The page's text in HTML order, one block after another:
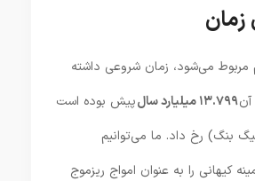
زمان
مربوط می‌شود، زمان شروعی داشته
۱۳.۷۹۹ میلیارد سال
پیش بوده است
بنگ) رخ داد. ما می‌توانیم
کیهانی را به عنوان امواج ریزموج